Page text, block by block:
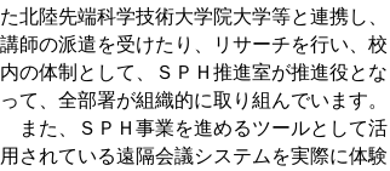
た北陸先端科学技術大学院大学等と連携し、
講師の派遣を受けたり、リサーチを行い、校
内の体制として、ＳＰＨ推進室が推進役とな
って、全部署が組織的に取り組んでいます。
また、ＳＰＨ事業を進めるツールとして活
用されている遠隔会議システムを実際に体験